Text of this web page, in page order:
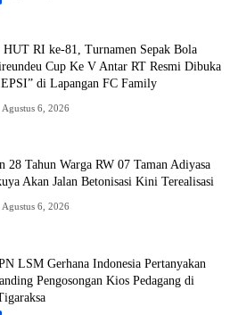
HUT RI ke-81, Turnamen Sepak Bola
Cup Ke V Antar RT Resmi Dibuka
di Lapangan FC Family
Agustus 6, 2026
28 Tahun Warga RW 07 Taman Adiyasa
Akan Jalan Betonisasi Kini Terealisasi
Agustus 6, 2026
LSM Gerhana Indonesia Pertanyakan
Pengosongan Kios Pedagang di